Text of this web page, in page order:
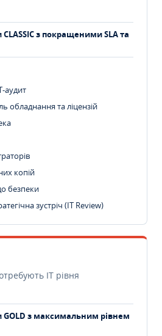
з покращеними SLA та
аудит
обладнання та ліцензій
копій
безпеки
зустріч (IT Review)
ІТ рівня
GOLD з максимальним рівнем